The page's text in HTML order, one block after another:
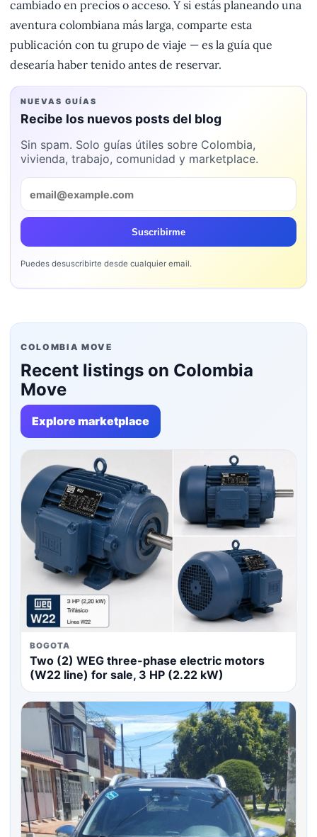
cambiado en precios o acceso. Y si estás planeando una
aventura colombiana más larga, comparte esta
publicación con tu grupo de viaje — es la guía que
desearía haber tenido antes de reservar.
NUEVAS GUÍAS
Recibe los nuevos posts del blog
Sin spam. Solo guías útiles sobre Colombia,
vivienda, trabajo, comunidad y marketplace.
Suscribirme
Puedes desuscribirte desde cualquier email.
COLOMBIA MOVE
Recent listings on Colombia
Move
Explore marketplace
BOGOTA
Two (2) WEG three-phase electric motors
(W22 line) for sale, 3 HP (2.22 kW)